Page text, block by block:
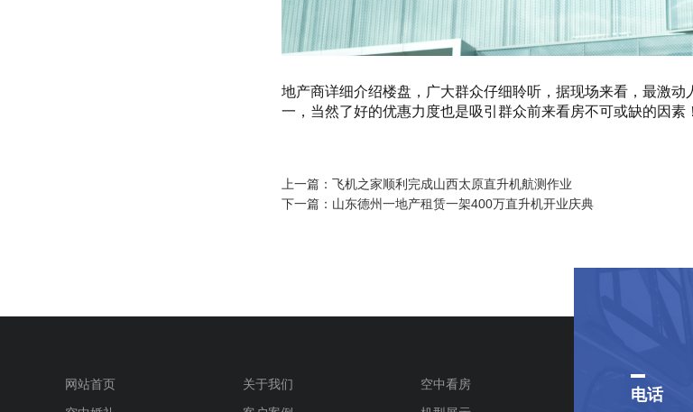
地产商详细介绍楼盘，广大群众仔细聆听，据现场来看，最激
一，当然了好的优惠力度也是吸引群众前来看房不可或缺的因素！
上一篇： 飞机之家顺利完成山西太原直升机航测作业
下一篇： 山东德州一地产租赁一架400万直升机开业庆典
网站首页 关于我们
空中看房
电话